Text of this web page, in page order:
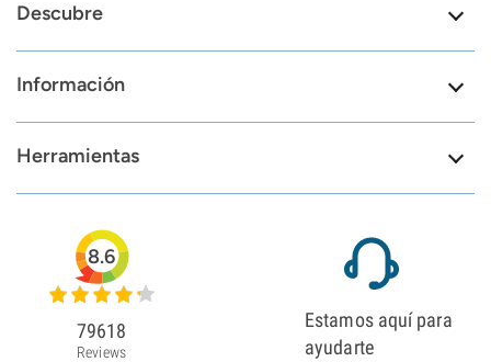
Descubre
Información
Herramientas
8.6
79618
Reviews
Estamos aquí para
ayudarte